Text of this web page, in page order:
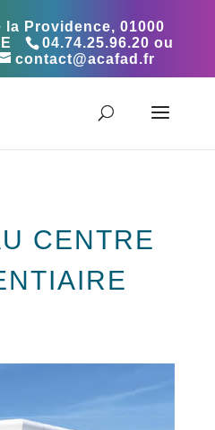
la Providence, 01000
04.74.25.96.20 ou
contact@acafad.fr
CENTRE